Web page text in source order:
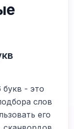
букв - это
слов
его